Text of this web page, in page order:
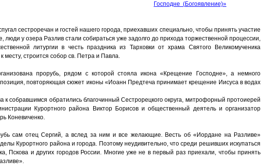
Господне (Богоявление)»
сестроречан и гостей нашего города, приехавших специально, чтобы принять участие
люди у озера Разлив стали собираться уже задолго до прихода торжественной процессии,
литургии в честь праздника из Тарховки от храма Святого Великомученика
месту, строится собор св. Петра и Павла.
прорубь, рядом с которой стояла икона « Крещение Господне», а немного
повторяющая сюжет иконы « Иоанн Предтеча принимает крещение Иисуса в водах
к собравшимся обратились благочинный Сестрорецкого округа, митрофорный протоиерей
Курортного района Виктор Борисов и общественный деятель и организатор
Коневиченко.
сам отец Сергий, а вслед за ним и все желающие. Весть об « Иордане на Разливе»
Курортного района и города. Поэтому неудивительно, что среди решивших искупаться
Пскова и других городов России. Многие уже не в первый раз приехали, чтобы принять